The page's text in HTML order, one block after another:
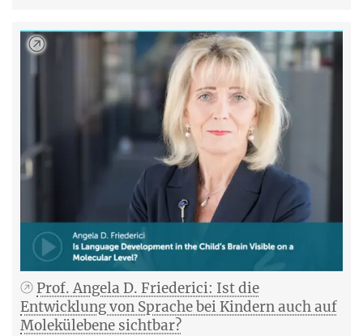
Prof. Angela D. Friederici: Ist die
Entwicklung von Sprache bei Kindern auch auf
Molekülebene sichtbar?